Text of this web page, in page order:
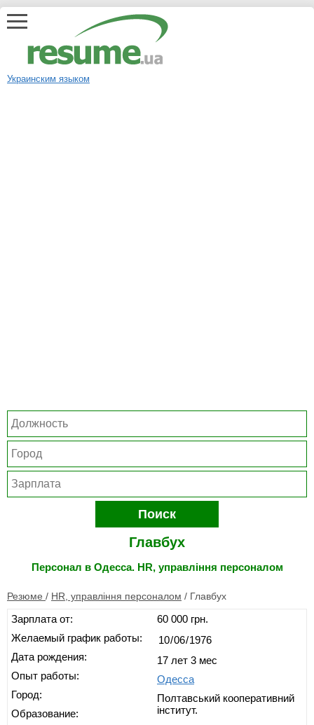
Украинским языком
Поиск
Главбух
Персонал в Одесса. HR, управління персоналом
Резюме / HR, управління персоналом / Главбух
Зарплата от:
Желаемый график работы:
Дата рождения:
Опыт работы:
Город:
Образование:
60 000 грн.
17 лет 3 мес
Одесса
Полтавський кооперативний
інститут.